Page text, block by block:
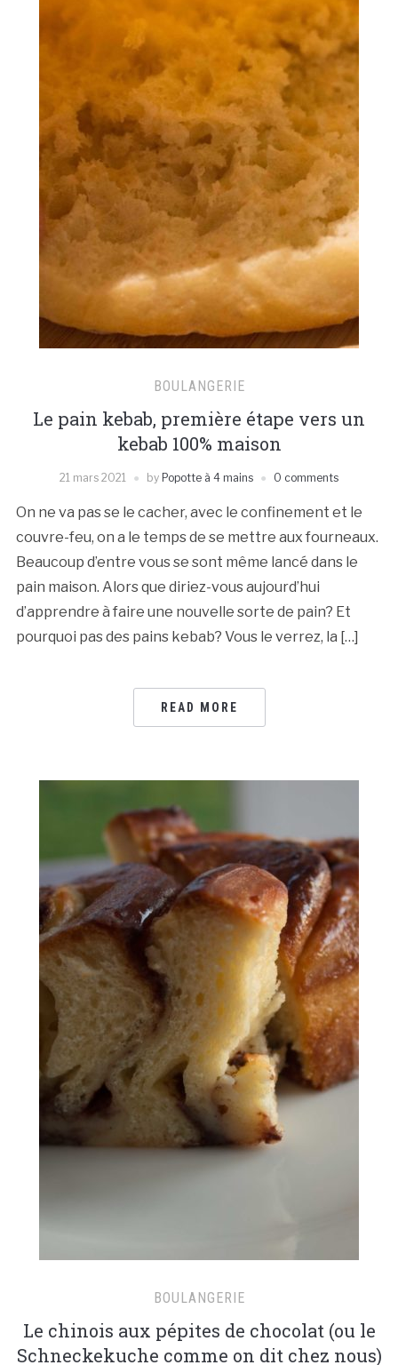
BOULANGERIE
Le pain kebab, première étape vers un
kebab 100% maison
21 mars 2021 by Popotte à 4 mains 0 comments
On ne va pas se le cacher, avec le confinement et le
couvre-feu, on a le temps de se mettre aux fourneaux.
Beaucoup d’entre vous se sont même lancé dans le
pain maison. Alors que diriez-vous aujourd’hui
d’apprendre à faire une nouvelle sorte de pain? Et
pourquoi pas des pains kebab? Vous le verrez, la […]
READ MORE
BOULANGERIE
Le chinois aux pépites de chocolat (ou le
Schneckekuche comme on dit chez nous)